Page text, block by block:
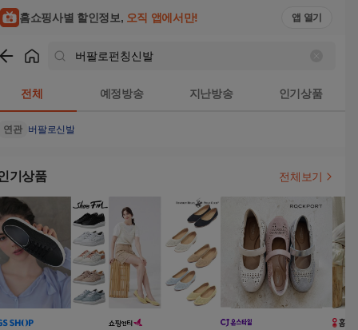
홈쇼핑사별 할인정보, 오직 앱에서만! 앱 열기
전체 예정방송 지난방송 인기상품
연관 버팔로신발
기상품 전체보기